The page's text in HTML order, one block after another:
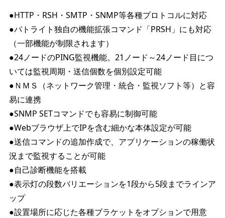
●HTTP・RSH・SMTP・SNMP等各種プロトコルに対応
●パトライト独自の機能拡張コマンド「PRSH」にも対応
（一部機能が制限されます）
●24ノードのPING監視機能。21ノード～24ノード目につ
いては監視周期・送信個数を個別設定可能
●ＮＭＳ（ネットワーク管理・統合・監視ソフト等）と容
易に連携
●SNMP SETコマンドでも容易に制御可能
●Webブラウザ上でIPを含む細かな本体設定が可能
●送信コマンドの追加作成で、アプリケーションの稼働状
況まで監視することが可能
●自己診断機能を搭載
●表示灯の段数バリエーションを1段から5段までラインア
ップ
●設置場所に応じた各種ブラケットをオプションで用意